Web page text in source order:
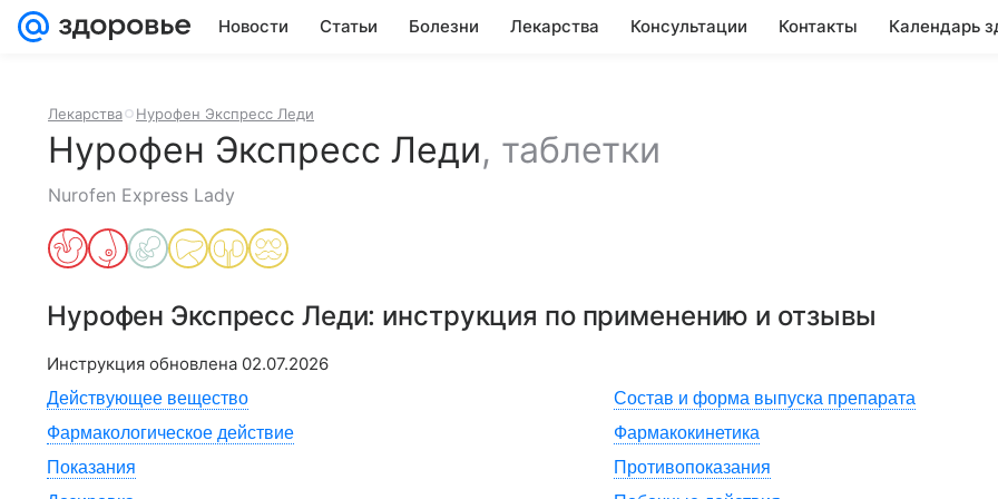
Новости Статьи Болезни Лекарства Консультации Контакты Календарь
Лекарства Нурофен Экспресс Леди
Нурофен Экспресс Леди, таблетки
Nurofen Express Lady
Нурофен Экспресс Леди: инструкция по применению и отзывы
Инструкция обновлена 02.07.2026
Действующее вещество
Состав и форма выпуска препарата
Фармакологическое действие
Фармакокинетика
Показания
Противопоказания